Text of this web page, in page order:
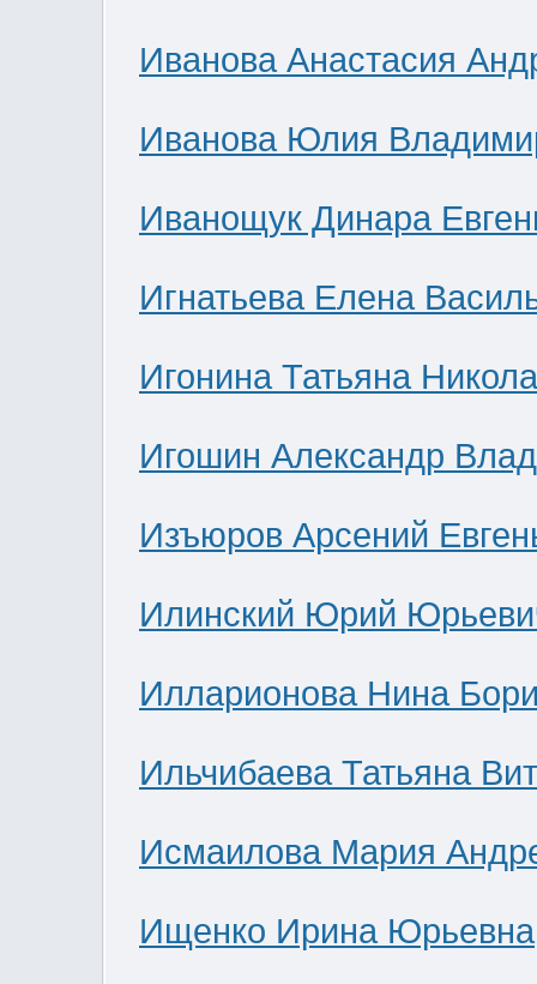
Иванова Анастасия
Иванова Юлия
Иванощук Динара
Игнатьева Елена
Игонина Татьяна
Игошин Александр
Изъюров Арсений
Илинский Юрий
Илларионова Нина
Ильчибаева Татьяна
Исмаилова Мария
Ищенко Ирина Юрьевна